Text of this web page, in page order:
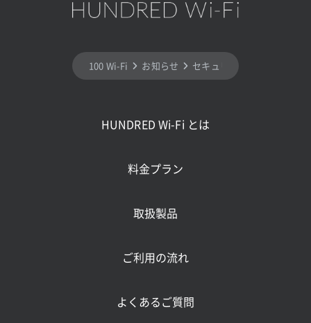
100 Wi-Fi お知らせ セキュリティの強化に伴う
HUNDRED Wi-Fi とは
料金プラン
取扱製品
ご利用の流れ
よくあるご質問